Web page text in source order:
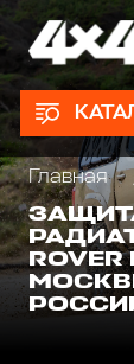
Главная
ROVER